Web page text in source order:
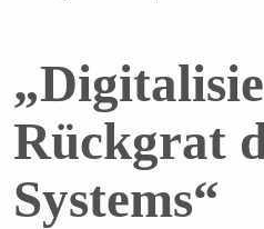
Rückgrat
Systems“